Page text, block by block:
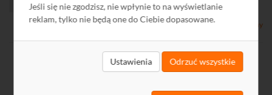
Jeśli się nie zgodzisz, nie wpłynie to na wyświetlanie
reklam, tylko nie będą one do Ciebie dopasowane.
Ustawienia Odrzuć wszystkie
Dostępny